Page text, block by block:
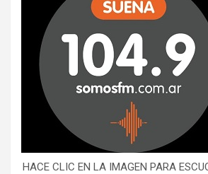
HACE CLIC EN LA IMAGEN PARA